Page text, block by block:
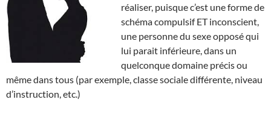
réaliser, puisque c’est une forme de
schéma compulsif ET inconscient,
une personne du sexe opposé qui
lui parait inférieure, dans un
quelconque domaine précis ou
même dans tous (par exemple, classe sociale différente, niveau
d’instruction, etc.)